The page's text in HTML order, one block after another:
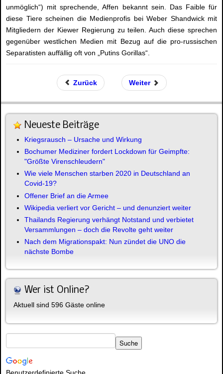
unmöglich“) mit sprechende, Affen bekannt sein. Das Faible für
diese Tiere scheinen die Medienprofis bei Weber Shandwick mit
Mitgliedern der Kiewer Regierung zu teilen. Auch diese sprechen
gegenüber westlichen Medien mit Bezug auf die pro-russischen
Separatisten auffällig oft von „Putins Gorillas“.
Zurück Weiter
Neueste Beiträge
Kriegsrausch – Ursache und Wirkung
Bochumer Mediziner fordert Lockdown für Geimpfte:
"Größte Virenschleudern"
Wie viele Menschen starben 2020 in Deutschland an
Covid-19?
Offener Brief an die Armee
Wikipedia verliert vor Gericht – und denunziert weiter
Thailands Regierung verhängt Notstand und verbietet
Versammlungen – doch die Revolte geht weiter
Nach dem Migrationspakt: Nun zündet die UNO die
nächste Bombe
Wer ist Online?
Aktuell sind 596 Gäste online